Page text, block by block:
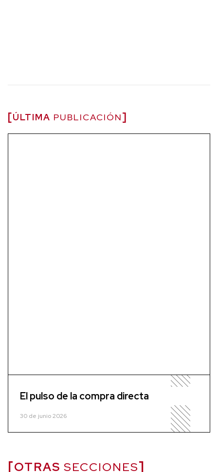
ÚLTIMA PUBLICACIÓN
El pulso de la compra directa
30 de junio 2026
OTRAS SECCIONES